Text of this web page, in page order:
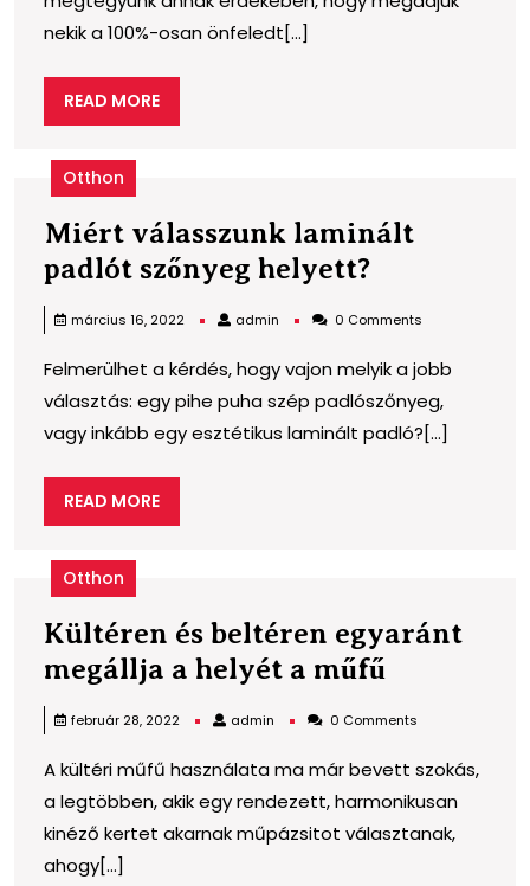
nekik a 100%-osan önfeledt[...]
READ MOREREAD
MORE
Otthon
Miért válasszunk laminált
padlót szőnyeg helyett?Miért
padlót
szőnyeg
helyett?
március 16, 2022 admin admin 0 Comments
Felmerülhet a kérdés, hogy vajon melyik a jobb
választás: egy pihe puha szép padlószőnyeg,
vagy inkább egy esztétikus laminált padló?[...]
READ MOREREAD
MORE
Otthon
Kültéren és beltéren egyaránt
megállja a helyét a műfű
egyaránt
megállja
a
február 28, 2022 admin admin 0 Comments
A kültéri műfű használata ma már bevett szokás,
a legtöbben, akik egy rendezett, harmonikusan
kinéző kertet akarnak műpázsitot választanak,
ahogy[...]